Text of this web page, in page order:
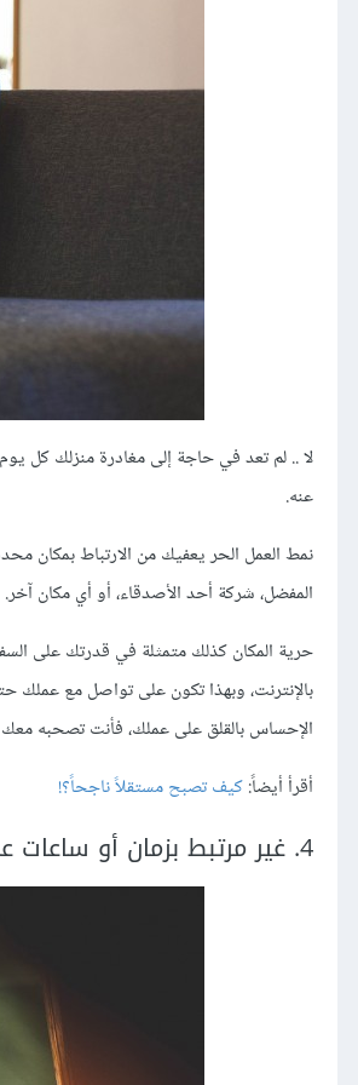
لا .. لم تعد في حاجة إلى مغادرة منزلك كل
عنه.
نمط العمل الحر يعفيك من الارتباط بمكان
المفضل، شركة أحد الأصدقاء، أو أي مكان آخر.
حرية المكان كذلك متمثلة في قدرتك على
بالإنترنت، وبهذا تكون على تواصل مع عملك
الإحساس بالقلق على عملك، فأنت تصحبه معك
أقرأ أيضاً:كيف تصبح مستقلاً ناجحاً؟!
4. غير مرتبط بزمان أو ساعات عمل محددة